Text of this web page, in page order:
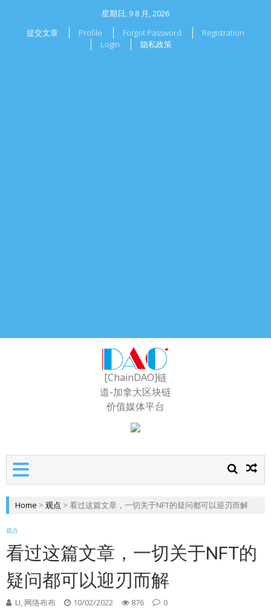
星期日, 9 8 月, 2026
提交文章
Profile Forgot Password
Registration
Login
隐私政策
[ChainDAO]链
道-加拿大区块链
价值媒体平台
Home > 观点 > 看过这篇文章，一切关于NFT的疑问都可以迎刃而解
观点
看过这篇文章，一切关于NFT的
疑问都可以迎刃而解
LI, 网络布布 10/02/2022 876 0